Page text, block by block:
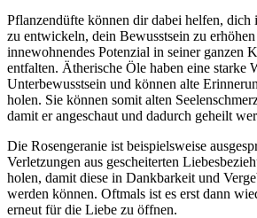
Pflanzendüfte können dir dabei helfen, dich
zu entwickeln, dein Bewusstsein zu
innewohnendes Potenzial in seiner ganzen
entfalten. Ätherische Öle haben eine starke
Unterbewusstsein und können alte
holen. Sie können somit alten
damit er angeschaut und dadurch geheilt
Die Rosengeranie ist beispielsweise
Verletzungen aus gescheiterten
holen, damit diese in Dankbarkeit und
werden können. Oftmals ist es erst dann
erneut für die Liebe zu öffnen.